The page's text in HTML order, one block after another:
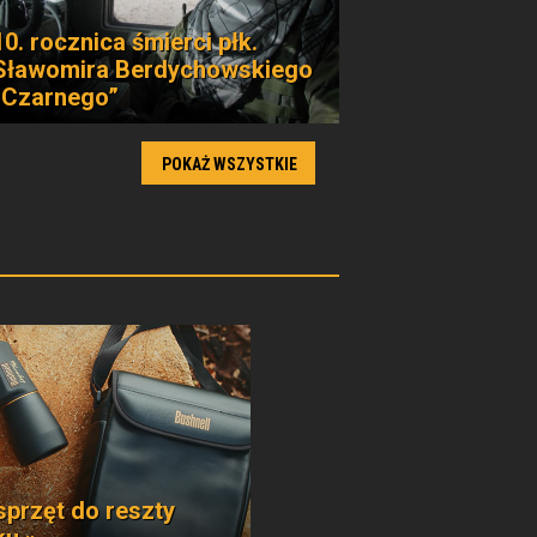
rocznica śmierci płk.
Berdychowskiego
POKAŻ WSZYSTKIE
do reszty